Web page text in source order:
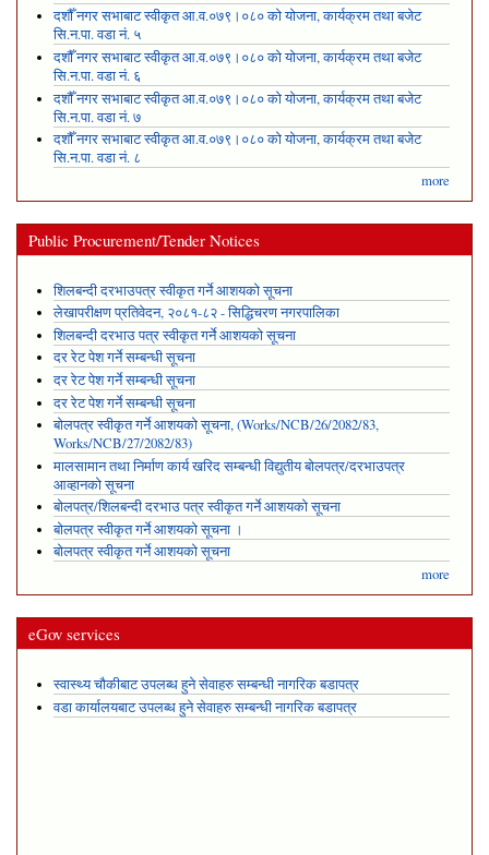
दशौँ नगर सभाबाट स्वीकृत आ.व.०७९।०८० को योजना, कार्यक्रम तथा बजेट
सि.न.पा. वडा नं. ५
दशौँ नगर सभाबाट स्वीकृत आ.व.०७९।०८० को योजना, कार्यक्रम तथा बजेट
सि.न.पा. वडा नं. ६
दशौँ नगर सभाबाट स्वीकृत आ.व.०७९।०८० को योजना, कार्यक्रम तथा बजेट
सि.न.पा. वडा नं. ७
दशौँ नगर सभाबाट स्वीकृत आ.व.०७९।०८० को योजना, कार्यक्रम तथा बजेट
सि.न.पा. वडा नं. ८
more
Public Procurement/Tender Notices
शिलबन्दी दरभाउपत्र स्वीकृत गर्ने आशयको सूचना
लेखापरीक्षण प्रतिवेदन, २०८१-८२ - सिद्धिचरण नगरपालिका
शिलबन्दी दरभाउ पत्र स्वीकृत गर्ने आशयको सूचना
दर रेट पेश गर्ने सम्बन्धी सूचना
दर रेट पेश गर्ने सम्बन्धी सूचना
दर रेट पेश गर्ने सम्बन्धी सूचना
बोलपत्र स्वीकृत गर्ने आशयको सूचना, (Works/NCB/26/2082/83,
Works/NCB/27/2082/83)
मालसामान तथा निर्माण कार्य खरिद सम्बन्धी विद्युतीय बोलपत्र/दरभाउपत्र
आव्हानको सूचना
बोलपत्र/शिलबन्दी दरभाउ पत्र स्वीकृत गर्ने आशयको सूचना
बोलपत्र स्वीकृत गर्ने आशयको सूचना ।
बोलपत्र स्वीकृत गर्ने आशयको सूचना
more
eGov services
स्वास्थ्य चौकीबाट उपलब्ध हुने सेवाहरु सम्बन्धी नागरिक बडापत्र
वडा कार्यालयबाट उपलब्ध हुने सेवाहरु सम्बन्धी नागरिक बडापत्र